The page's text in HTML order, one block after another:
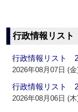
行政情報リスト
行政情報リスト
2026年08月07日 (金
行政情報リスト
2026年08月06日 (木